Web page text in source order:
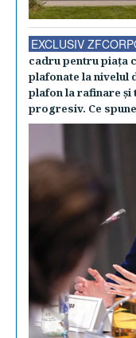
EXCLUSIV
cadru pentru piaţa
plafonate la nivelul
plafon la rafinare
progresiv. Ce